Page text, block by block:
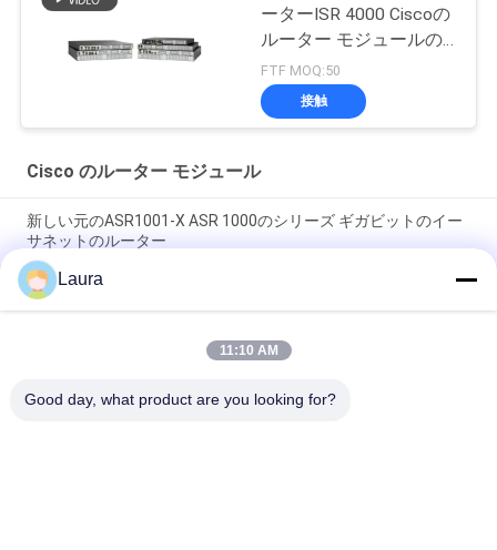
ーターISR 4000 Ciscoの
ルーター モジュールの
工場
FTF MOQ:50
接触
Cisco のルーター モジュール
新しい元のASR1001-X ASR 1000のシリーズ ギガビットのイー
サネットのルーター
C9300 - NM -2Q =触媒9300 2 X 40GEネットワーク モジュールの
スペアー
ISR 4221 Ciscoのルーター モジュール2GE 4GのドラムのWifiの
Laura
11:10 AM
Good day, what product are you looking for?